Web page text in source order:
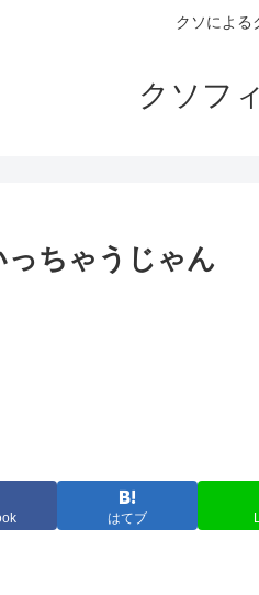
クソによる
クソフ
ちゃうじゃん
はてブ